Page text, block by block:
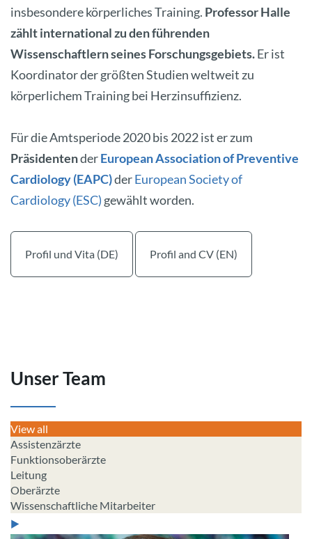
insbesondere körperliches Training. Professor Halle
zählt international zu den führenden
Wissenschaftlern seines Forschungsgebiets.Er ist
Koordinator der größten Studien weltweit zu
körperlichem Training bei Herzinsuffizienz.
Für die Amtsperiode 2020 bis 2022 ist er zum
PräsidentenderEuropean Association of Preventive
Cardiology (EAPC)derEuropean Society of
Cardiology (ESC)gewählt worden.
Profil und Vita (DE) Profil and CV (EN)
Unser Team
View all
Assistenzärzte
Funktionsoberärzte
Leitung
Oberärzte
Wissenschaftliche Mitarbeiter